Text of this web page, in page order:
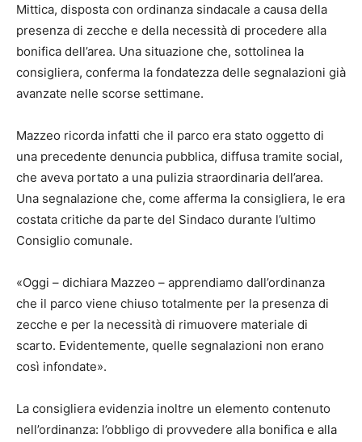
Mittica, disposta con ordinanza sindacale a causa della
presenza di zecche e della necessità di procedere alla
bonifica dell’area. Una situazione che, sottolinea la
consigliera, conferma la fondatezza delle segnalazioni già
avanzate nelle scorse settimane.
Mazzeo ricorda infatti che il parco era stato oggetto di
una precedente denuncia pubblica, diffusa tramite social,
che aveva portato a una pulizia straordinaria dell’area.
Una segnalazione che, come afferma la consigliera, le era
costata critiche da parte del Sindaco durante l’ultimo
Consiglio comunale.
«Oggi – dichiara Mazzeo – apprendiamo dall’ordinanza
che il parco viene chiuso totalmente per la presenza di
zecche e per la necessità di rimuovere materiale di
scarto. Evidentemente, quelle segnalazioni non erano
così infondate».
La consigliera evidenzia inoltre un elemento contenuto
nell’ordinanza: l’obbligo di provvedere alla bonifica e alla